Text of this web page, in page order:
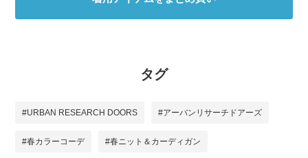
タグ
#URBAN RESEARCH DOORS #アーバンリサーチドアーズ
#春カラーコーデ #春ニット＆カーディガン